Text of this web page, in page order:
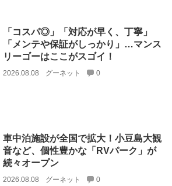
「コスパ◎」「対応が早く、丁寧」
「メンテや保証がしっかり」…マンス
リーゴーはここがスゴイ！
2026.08.08 グーネット 0
車中泊施設が全国で拡大！小豆島大観
音など、個性豊かな「RVパーク」が
続々オープン
2026.08.08 グーネット 0